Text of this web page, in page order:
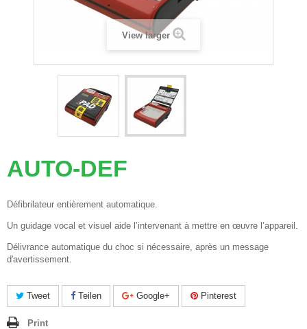
View larger
AUTO-DEF
Défibrilateur entièrement automatique.
Un guidage vocal et visuel aide l’intervenant à mettre en œuvre l’appareil.
Délivrance automatique du choc si nécessaire, après un message
d'avertissement.
Tweet Teilen Google+ Pinterest
Print